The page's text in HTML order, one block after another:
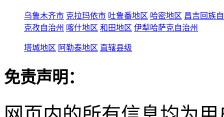
乌鲁木齐市 克拉玛依市 吐鲁番地区 哈密地区 昌吉回族
克孜自治州 喀什地区 和田地区 伊犁哈萨克自治州
塔城地区 阿勒泰地区 直辖县级
免责声明：